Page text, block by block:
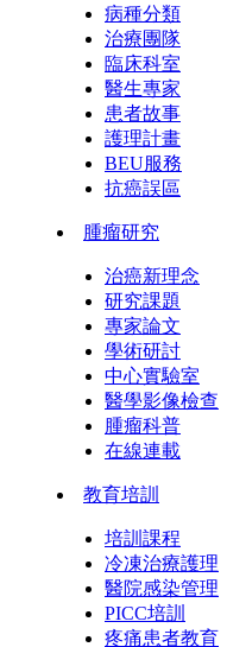
病種分類
治療團隊
臨床科室
醫生專家
患者故事
護理計畫
BEU服務
抗癌誤區
腫瘤研究
治癌新理念
研究課題
專家論文
學術研討
中心實驗室
醫學影像檢查
腫瘤科普
在線連載
教育培訓
培訓課程
冷凍治療護理
醫院感染管理
PICC培訓
疼痛患者教育